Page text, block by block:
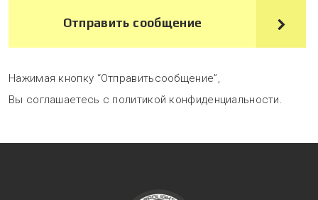
Отправить сообщение
Нажимая кнопку “Отправитьсообщение”,
Вы соглашаетесь с политикой конфиденциальности.